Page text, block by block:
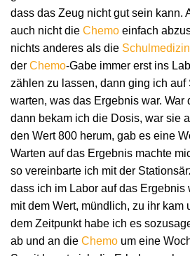
dass das Zeug nicht gut sein kann.
auch nicht die Chemo einfach
nichts anderes als die Schulmedizin
der Chemo-Gabe immer erst ins
zählen zu lassen, dann ging ich auf
warten, was das Ergebnis war. War
dann bekam ich die Dosis, war sie
den Wert 800 herum, gab es eine
Warten auf das Ergebnis machte
so vereinbarte ich mit der
dass ich im Labor auf das Ergebnis
mit dem Wert, mündlich, zu ihr kam
dem Zeitpunkt habe ich es
ab und an die Chemo um eine